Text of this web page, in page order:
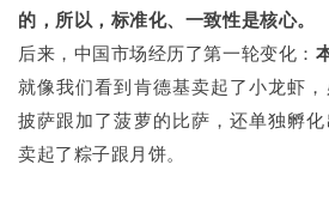
的，所以，标准化、一致性是核心。
后来，中国市场经历了第一轮变化：
就像我们看到肯德基卖起了小龙虾
披萨跟加了菠萝的比萨，还单独孵
卖起了粽子跟月饼。